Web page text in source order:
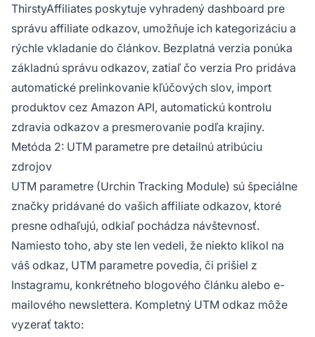
ThirstyAffiliates poskytuje vyhradený dashboard pre
správu affiliate odkazov, umožňuje ich kategorizáciu a
rýchle vkladanie do článkov. Bezplatná verzia ponúka
základnú správu odkazov, zatiaľ čo verzia Pro pridáva
automatické prelinkovanie kľúčových slov, import
produktov cez Amazon API, automatickú kontrolu
zdravia odkazov a presmerovanie podľa krajiny.
Metóda 2: UTM parametre pre detailnú atribúciu
zdrojov
UTM parametre (Urchin Tracking Module) sú špeciálne
značky pridávané do vašich affiliate odkazov, ktoré
presne odhaľujú, odkiaľ pochádza návštevnosť.
Namiesto toho, aby ste len vedeli, že niekto klikol na
váš odkaz, UTM parametre povedia, či prišiel z
Instagramu, konkrétneho blogového článku alebo e-
mailového newslettera. Kompletný UTM odkaz môže
vyzerať takto: